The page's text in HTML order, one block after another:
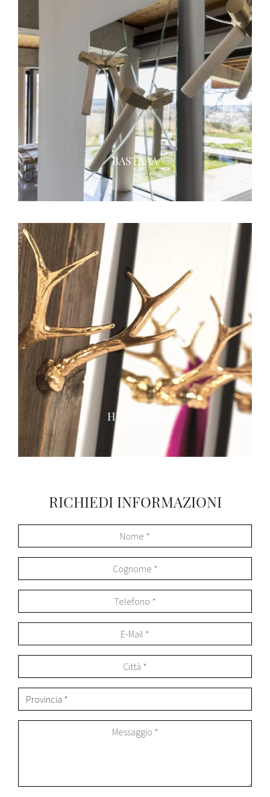
BASTAAA
HUBERTUS
RICHIEDI INFORMAZIONI